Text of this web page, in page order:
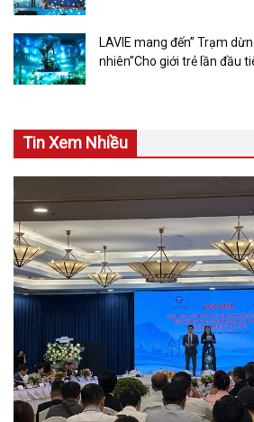
LAVIE mang đến” Trạm
nhiên”Cho giới trẻ lần đầu
Tin Xem Nhiều